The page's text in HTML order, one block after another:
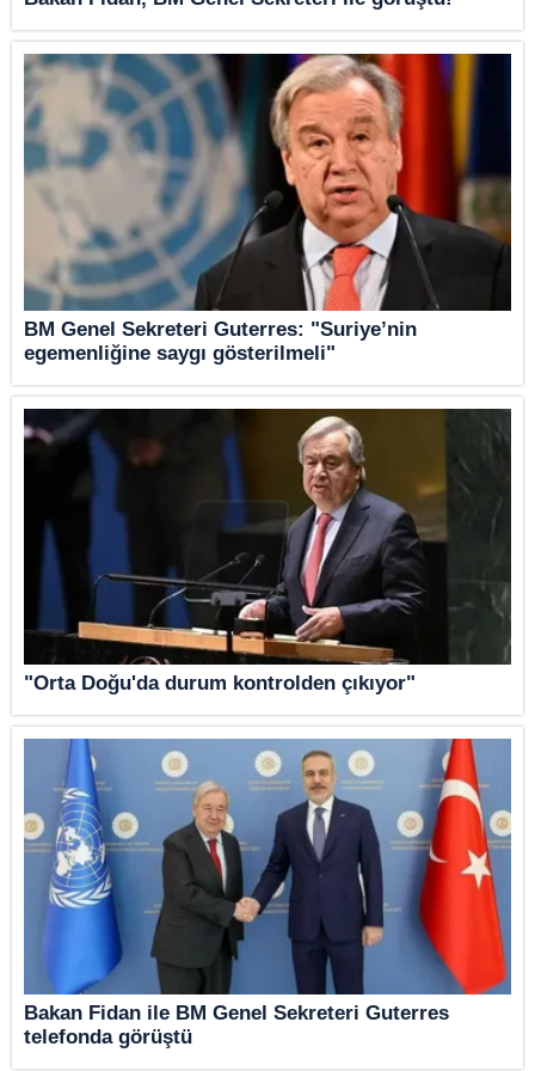
BM Genel Sekreteri Guterres: "Suriye’nin
egemenliğine saygı gösterilmeli"
"Orta Doğu'da durum kontrolden çıkıyor"
Bakan Fidan ile BM Genel Sekreteri Guterres
telefonda görüştü